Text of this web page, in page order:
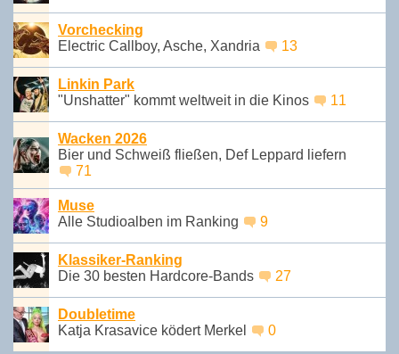
Vorchecking
Electric Callboy, Asche, Xandria
13
Linkin Park
"Unshatter" kommt weltweit in die Kinos
11
Wacken 2026
Bier und Schweiß fließen, Def Leppard liefern
71
Muse
Alle Studioalben im Ranking
9
Klassiker-Ranking
Die 30 besten Hardcore-Bands
27
Doubletime
Katja Krasavice ködert Merkel
0